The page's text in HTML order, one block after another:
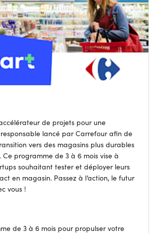
de projets pour une
lancé par Carrefour afin de
vers des magasins plus durables
Ce programme de 3 à 6 mois vise à
souhaitant tester et déployer leurs
en magasin. Passez à l’action, le futur
vous !
de 3 à 6 mois pour propulser votre